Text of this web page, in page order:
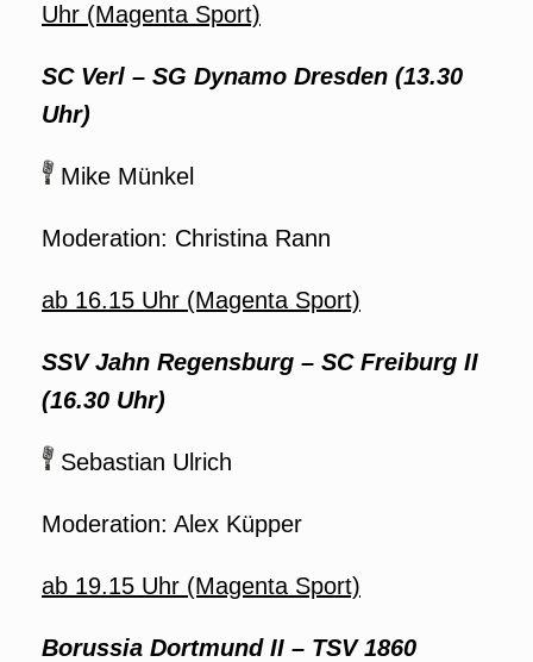
Uhr (Magenta Sport)
SC Verl – SG Dynamo Dresden (13.30
Uhr)
Mike Münkel
Moderation: Christina Rann
ab 16.15 Uhr (Magenta Sport)
SSV Jahn Regensburg – SC Freiburg II
(16.30 Uhr)
Sebastian Ulrich
Moderation: Alex Küpper
ab 19.15 Uhr (Magenta Sport)
Borussia Dortmund II – TSV 1860